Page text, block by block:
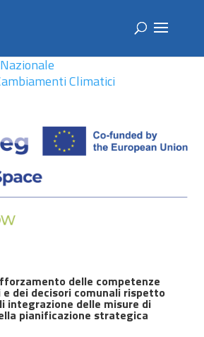
delle competenze
dei decisori comunali rispetto
integrazione delle misure di
pianificazione strategica